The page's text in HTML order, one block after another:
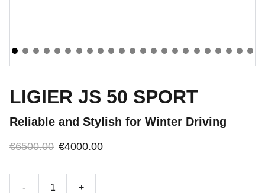
LIGIER JS 50 SPORT
Reliable and Stylish for Winter Driving
€6500.00 €4000.00
- +